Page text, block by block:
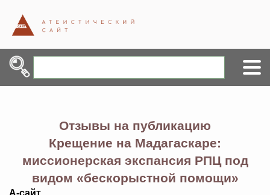
Отзывы на публикацию
Крещение на Мадагаскаре:
миссионерская экспансия РПЦ под
видом «бескорыстной помощи»